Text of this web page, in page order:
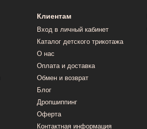
Клиентам
Вход в личный кабинет
Каталог детского трикотажа
О нас
Оплата и доставка
Обмен и возврат
Блог
Дропшиппинг
Оферта
Контактная информация